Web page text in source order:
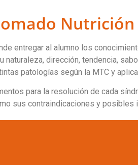
entregar al alumno los
dirección, tendencia,
patologías según la MTC y
para la resolución de cada
sus contraindicaciones y